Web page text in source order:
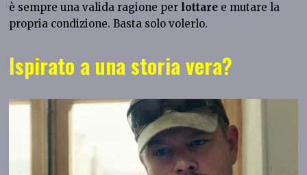
è sempre una valida ragione per lottare e mutare la
propria condizione. Basta solo volerlo.
Ispirato a una storia vera?